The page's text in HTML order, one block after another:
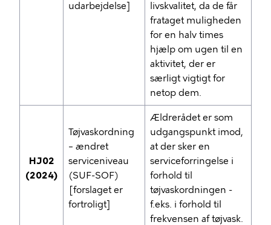
udarbejdelse]
livskvalitet, da de får
frataget muligheden
for en halv times
hjælp om ugen til en
aktivitet, der er
særligt vigtigt for
netop dem.
HJ02
(2024)
Tøjvaskordning
– ændret
serviceniveau
(SUF-SOF)
[forslaget er
fortroligt]
Ældrerådet er som
udgangspunkt imod,
at der sker en
serviceforringelse i
forhold til
tøjvaskordningen -
f.eks. i forhold til
frekvensen af tøjvask.